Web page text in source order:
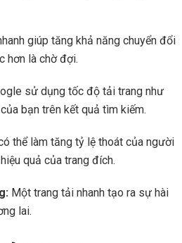
giúp tăng khả năng chuyển đổi
hơn là chờ đợi.
sử dụng tốc độ tải trang như
bạn trên kết quả tìm kiếm.
thể làm tăng tỷ lệ thoát của người
quả của trang đích.
Một trang tải nhanh tạo ra sự hài
lai.